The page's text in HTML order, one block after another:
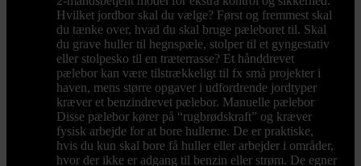
Hvilket jordbor skal du vælge? Først og fremmest skal
du tænke over, hvad du skal bruge pæleboret til. Skal
du grave huller til hegnspæle, stolper til et gyngestativ
eller stolpesko til en træterrasse? Et hånddrevet
pælebor kan være tilstrækkeligt til fx små projekter i
haven, mens større opgaver i udfordrende jordtyper
kræver et benzindrevet pælebor. Manuelle pælebor
Disse pælebor kører på “rugbrødskraft” og kræver
fysisk arbejde for at bore hullerne. De er praktiske,
hvis du kun skal bore få huller eller arbejder i områder,
hvor der ikke er adgang til benzin eller strøm. De egner